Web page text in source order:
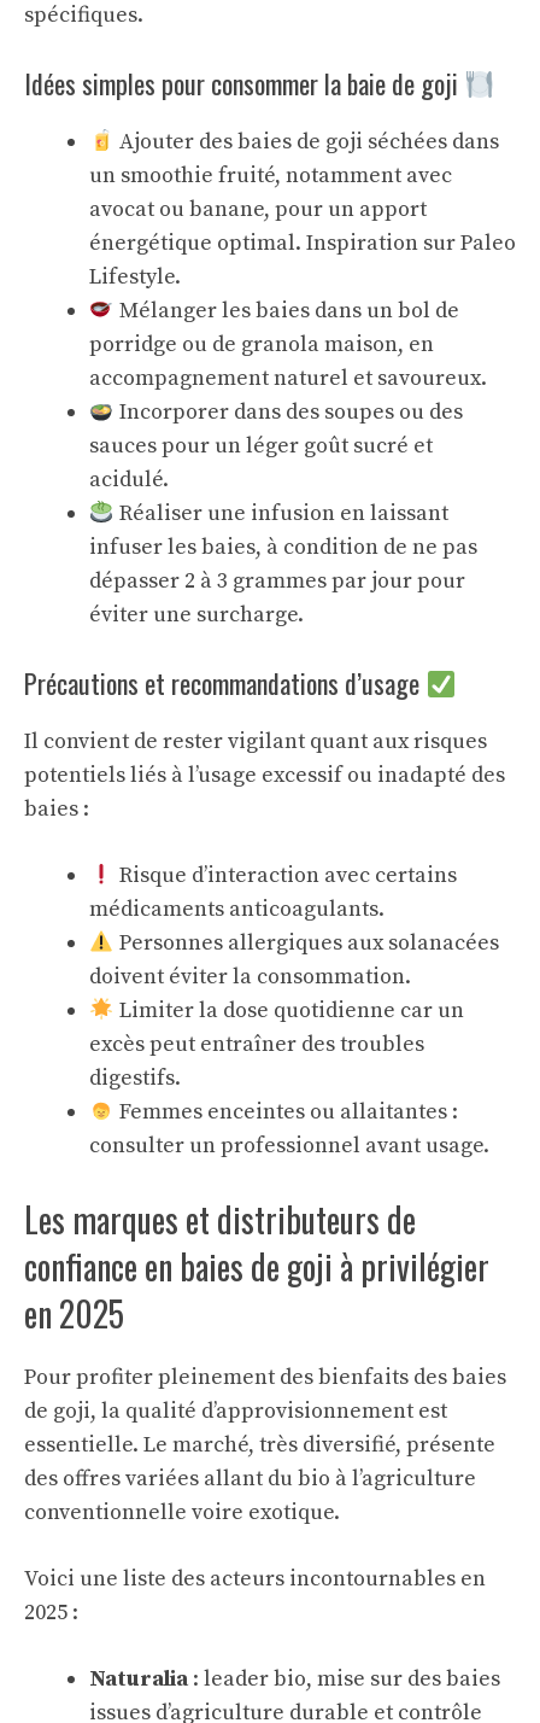
spécifiques.
Idées simples pour consommer la baie de goji
Ajouter des baies de goji séchées dans
un smoothie fruité, notamment avec
avocat ou banane, pour un apport
énergétique optimal. Inspiration surPaleo
Lifestyle.
Mélanger les baies dans un bol de
porridge ou de granola maison, en
accompagnement naturel et savoureux.
Incorporer dans des soupes ou des
sauces pour un léger goût sucré et
acidulé.
Réaliser une infusion en laissant
infuser les baies, à condition de ne pas
dépasser 2 à 3 grammes par jour pour
éviter une surcharge.
Précautions et recommandations d’usage
Il convient de rester vigilant quant aux risques
potentiels liés à l’usage excessif ou inadapté des
baies :
Risque d’interaction avec certains
médicaments anticoagulants.
Personnes allergiques aux solanacées
doivent éviter la consommation.
Limiter la dose quotidienne car un
excès peut entraîner des troubles
digestifs.
Femmes enceintes ou allaitantes :
consulter un professionnel avant usage.
Les marques et distributeurs de
confiance en baies de goji à privilégier
en 2025
Pour profiter pleinement des bienfaits des baies
de goji, la qualité d’approvisionnement est
essentielle. Le marché, très diversifié, présente
des offres variées allant du bio à l’agriculture
conventionnelle voire exotique.
Voici une liste des acteurs incontournables en
2025 :
Naturalia : leader bio, mise sur des baies
issues d’agriculture durable et contrôle